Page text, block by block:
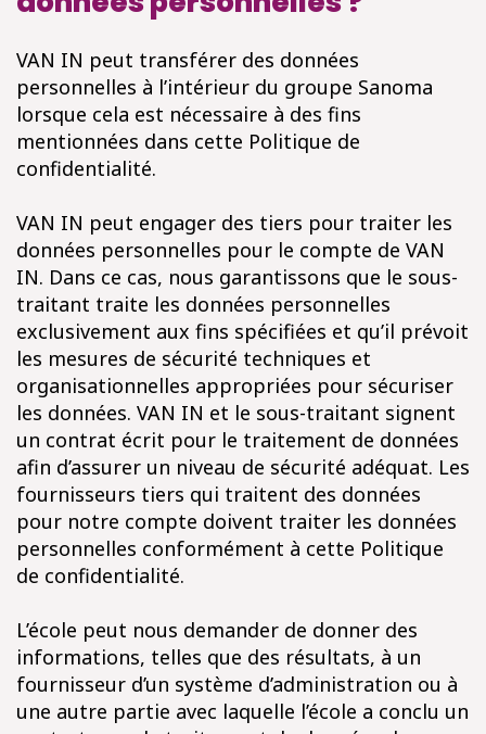
VAN IN peut transférer des données
personnelles à l’intérieur du groupe Sanoma
lorsque cela est nécessaire à des fins
mentionnées dans cette Politique de
confidentialité.
VAN IN peut engager des tiers pour traiter les
données personnelles pour le compte de VAN
IN. Dans ce cas, nous garantissons que le sous-
traitant traite les données personnelles
exclusivement aux fins spécifiées et qu’il prévoit
les mesures de sécurité techniques et
organisationnelles appropriées pour sécuriser
les données. VAN IN et le sous-traitant signent
un contrat écrit pour le traitement de données
afin d’assurer un niveau de sécurité adéquat. Les
fournisseurs tiers qui traitent des données
pour notre compte doivent traiter les données
personnelles conformément à cette Politique
de confidentialité.
L’école peut nous demander de donner des
informations, telles que des résultats, à un
fournisseur d’un système d’administration ou à
une autre partie avec laquelle l’école a conclu un